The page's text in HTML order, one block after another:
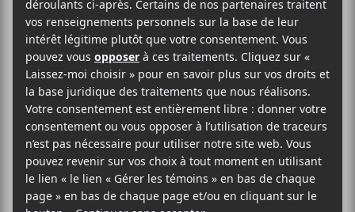
Financement de
la plateforme
MUSIQC: La
SPACQ-AE publie
une lettre ouverte